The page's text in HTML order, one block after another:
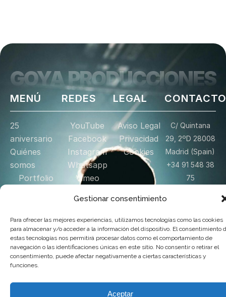
Gestionar consentimiento
Para ofrecer las mejores experiencias, utilizamos tecnologías como las cookies
para almacenar y/o acceder a la información del dispositivo. El consentimiento
estas tecnologías nos permitirá procesar datos como el comportamiento de
navegación o las identificaciones únicas en este sitio. No consentir o retirar el
consentimiento, puede afectar negativamente a ciertas características y
funciones.
Aceptar
GOYA PRODUCCIONES
MENÚ
25
aniversario
Quiénes
somos
Portfolio
Proyección
Tienda
Donación
Contacto
REDES
YouTube
Facebook
Instagram
Whatsapp
Vimeo
LEGAL
Aviso Legal
Privacidad
Cookies
CONTACTO
C/ Quintana
29, 2ºD 28008
Madrid (Spain)
+34 91 548 38
75
mensaje
© 2025 Goya Producciones. Todos los derechos reservados.